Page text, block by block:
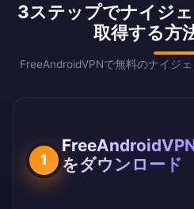
3ステップでナイジ
取得する方
FreeAndroidVPNで無料のナイジ
1
をダウンロード